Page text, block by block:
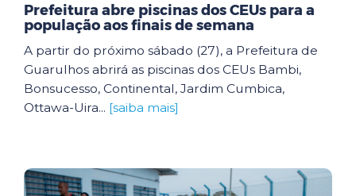
Prefeitura abre piscinas dos CEUs para a
população aos finais de semana
A partir do próximo sábado (27), a Prefeitura de
Guarulhos abrirá as piscinas dos CEUs Bambi,
Bonsucesso, Continental, Jardim Cumbica,
Ottawa-Uira... [saiba mais]